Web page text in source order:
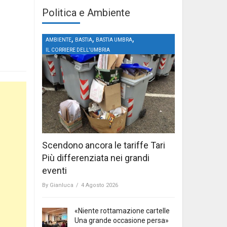
Politica e Ambiente
AMBIENTE, BASTIA, BASTIA UMBRA,
IL CORRIERE DELL'UMBRIA
Scendono ancora le tariffe Tari
Più differenziata nei grandi
eventi
By Gianluca / 4 Agosto 2026
«Niente rottamazione cartelle
Una grande occasione persa»